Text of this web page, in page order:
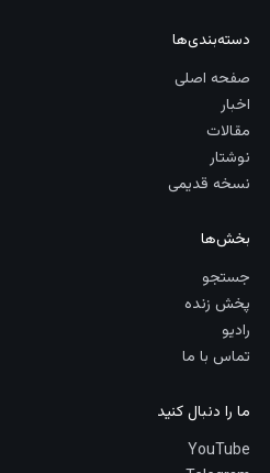
دسته‌بندی‌ها
صفحه اصلی
اخبار
مقالات
نوشتار
نسخه قدیمی
بخش‌ها
جستجو
پخش زنده
رادیو
تماس با ما
ما را دنبال کنید
YouTube